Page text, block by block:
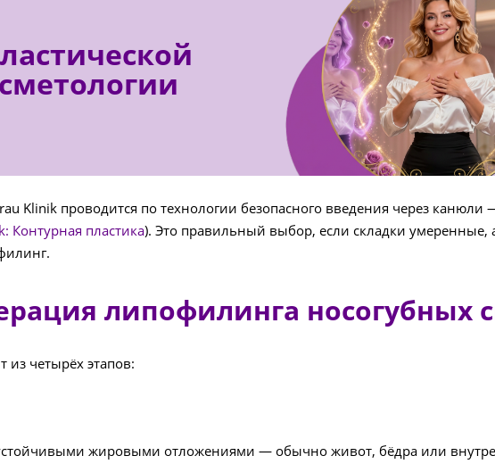
Klinik проводится по технологии безопасного введения через
Контурная пластика). Это правильный выбор, если складки умеренные,
липофилинга носогубных
из четырёх этапов:
жировыми отложениями — обычно живот, бёдра или